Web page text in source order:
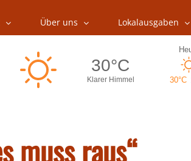
Über uns Lokalausgaben
muss raus“